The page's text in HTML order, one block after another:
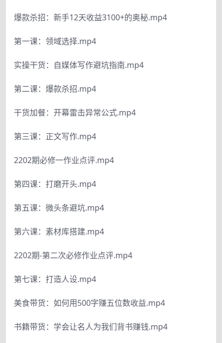
爆款杀招：新手12天收益3100+的奥秘.mp4
第一课：领域选择.mp4
实操干货：自媒体写作避坑指南.mp4
第二课：爆款杀招.mp4
干货加餐：开幕雷击异常公式.mp4
第三课：正文写作.mp4
2202期必修一作业点评.mp4
第四课：打磨开头.mp4
第五课：微头条避坑.mp4
第六课：素材库搭建.mp4
2202期-第二次必修作业点评.mp4
第七课：打造人设.mp4
美食带货：如何用500字赚五位数收益.mp4
书籍带货：学会让名人为我们背书赚钱.mp4